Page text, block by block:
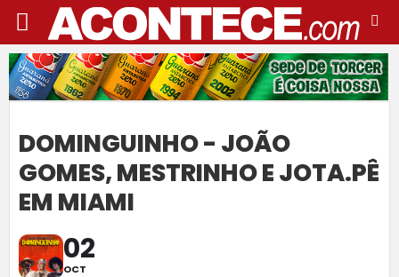
DOMINGUINHO - JOÃO
GOMES, MESTRINHO E JOTA.PÊ
EM MIAMI
02
OCT